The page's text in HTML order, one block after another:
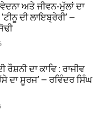
ਅਤੇ ਜੀਵਨ-ਮੁੱਲਾਂ ਦਾ
ਦੀ ਲਾਇਬ੍ਰੇਰੀ’ —
ਦਾ ਕਾਵਿ : ਰਾਜੀਵ
ਦਾ ਸੂਰਜ’ — ਰਵਿੰਦਰ ਸਿੰਘ